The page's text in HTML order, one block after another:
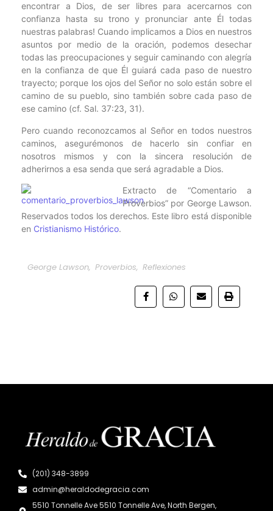
encontrar a Dios, de ser libres para acercarnos con
confianza hasta su trono y pronunciar ante Él todas
nuestras palabras! Cuando implicamos a Dios en nuestros
asuntos por medio de la oración, podemos desechar
todas las preocupaciones y seguir caminando con alegría
en la confianza de que Él guiará cada paso de nuestro
trayecto; porque los ojos del Señor no solo están sobre el
camino de su pueblo, sino también sobre cada paso de
ese camino (cf. Sal. 37:23, 31).
Pero cuando reconozcamos al Señor en todos nuestros
caminos, asegurémonos de hacerlo sin confiar en
nosotros mismos y con la sincera resolución de
adherirnos a esa senda que será agradable a Dios.
Extracto de “Comentario a
Proverbios” por George Lawson.
Reservados todos los derechos. Este libro está disponible
en Cristianismo Histórico.
George Lawson, Proverbios, Reflexiones
(201) 348-3899
admin@heraldodegracia.com
5510 Tonnelle Ave 5510 Tonnelle Ave, North Bergen,